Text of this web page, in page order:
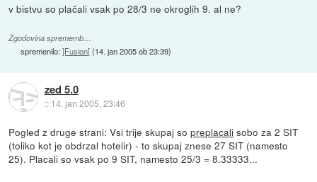
v bistvu so plačali vsak po 28/3 ne okroglih 9. al ne?
Zgodovina sprememb…
spremenilo:]Fusion[(14. jan 2005 ob 23:39)
zed 5.0
:: 14. jan 2005, 23:46
Pogled z druge strani: Vsi trije skupaj sopreplacali sobo za 2 SIT
(toliko kot je obdrzal hotelir) - to skupaj znese 27 SIT (namesto
25). Placali so vsak po 9 SIT, namesto 25/3 = 8.33333...